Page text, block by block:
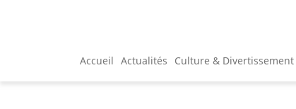
Accueil Actualités Culture & Divertissement